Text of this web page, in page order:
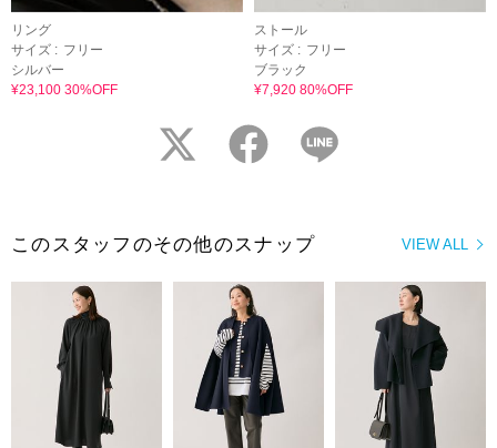
リング
サイズ : フリー
シルバー
¥23,100 30%OFF
ストール
サイズ : フリー
ブラック
¥7,920 80%OFF
twitter facebook
VIEW ALL
このスタッフのその他のスナップ